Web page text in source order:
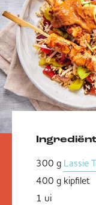
300 g Lassie
400 g kipfilet
1 ui